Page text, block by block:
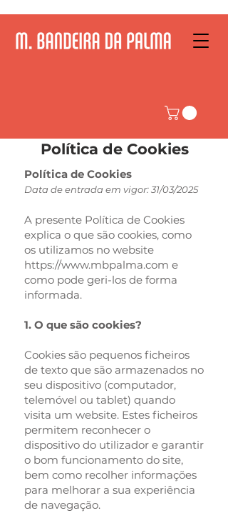
Política de Cookies
Política de Cookies
Data de entrada em vigor: 31/03/2025
A presente Política de Cookies
explica o que são cookies, como
os utilizamos no website
https://www.mbpalma.com e
como pode geri-los de forma
informada.
1. O que são cookies?
Cookies são pequenos ficheiros
de texto que são armazenados no
seu dispositivo (computador,
telemóvel ou tablet) quando
visita um website. Estes ficheiros
permitem reconhecer o
dispositivo do utilizador e garantir
o bom funcionamento do site,
bem como recolher informações
para melhorar a sua experiência
de navegação.